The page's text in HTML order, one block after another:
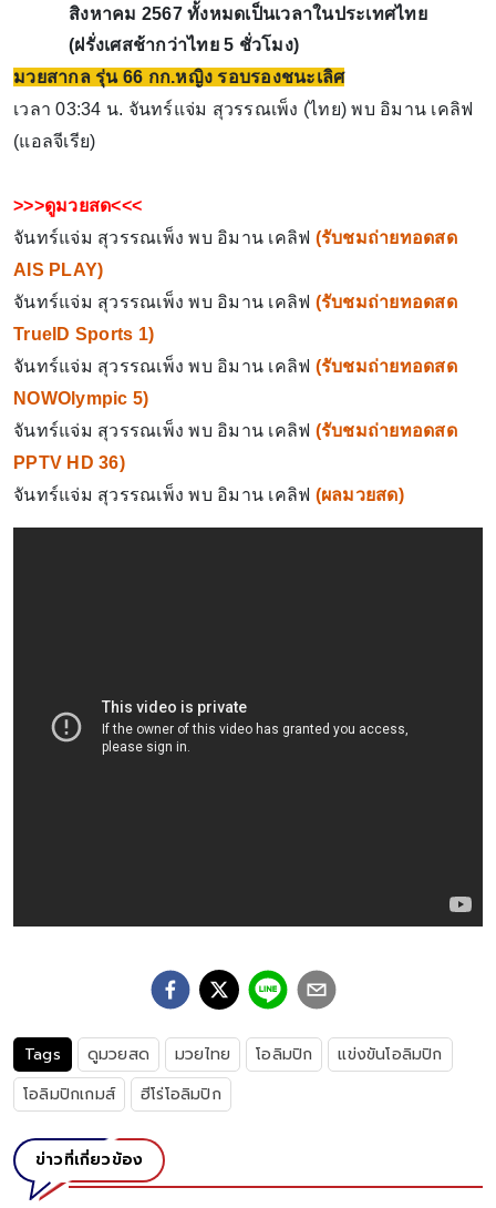
สิงหาคม 2567 ทั้งหมดเป็นเวลาในประเทศไทย
(ฝรั่งเศสช้ากว่าไทย 5 ชั่วโมง)
มวยสากล รุ่น 66 กก.หญิง รอบรองชนะเลิศ
เวลา 03:34 น. จันทร์แจ่ม สุวรรณเพ็ง (ไทย) พบ อิมาน เคลิฟ
(แอลจีเรีย)
>>>ดูมวยสด<<<
จันทร์แจ่ม สุวรรณเพ็ง พบ อิมาน เคลิฟ (รับชมถ่ายทอดสด
AIS PLAY)
จันทร์แจ่ม สุวรรณเพ็ง พบ อิมาน เคลิฟ (รับชมถ่ายทอดสด
TrueID Sports 1)
จันทร์แจ่ม สุวรรณเพ็ง พบ อิมาน เคลิฟ (รับชมถ่ายทอดสด
NOWOlympic 5)
จันทร์แจ่ม สุวรรณเพ็ง พบ อิมาน เคลิฟ (รับชมถ่ายทอดสด
PPTV HD 36)
จันทร์แจ่ม สุวรรณเพ็ง พบ อิมาน เคลิฟ (ผลมวยสด)
Tags ดูมวยสด มวยไทย โอลิมปิก
แข่งขันโอลิมปิก
โอลิมปิกเกมส์
ฮีโร่โอลิมปิก
ข่าวที่เกี่ยวข้อง